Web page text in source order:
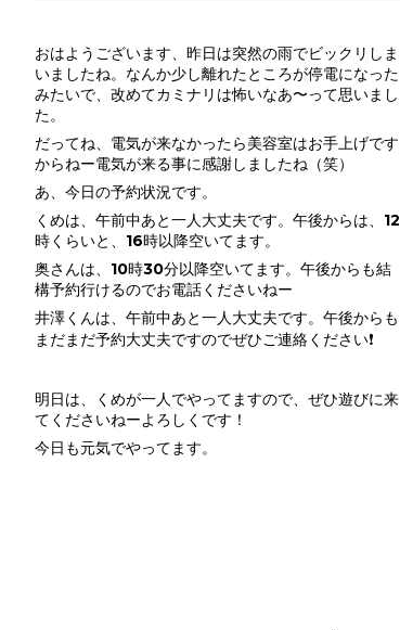
おはようございます、昨日は突然の雨でビックリしま
いましたね。なんか少し離れたところが停電になった
みたいで、改めてカミナリは怖いなあ〜って思いまし
た。
だってね、電気が来なかったら美容室はお手上げです
からねー電気が来る事に感謝しましたね（笑）
あ、今日の予約状況です。
くめは、午前中あと一人大丈夫です。午後からは、12
時くらいと、16時以降空いてます。
奥さんは、10時30分以降空いてます。午後からも結
構予約行けるのでお電話くださいねー
井澤くんは、午前中あと一人大丈夫です。午後からも
まだまだ予約大丈夫ですのでぜひご連絡ください❗️
明日は、くめが一人でやってますので、ぜひ遊びに来
てくださいねーよろしくです！
今日も元気でやってます。